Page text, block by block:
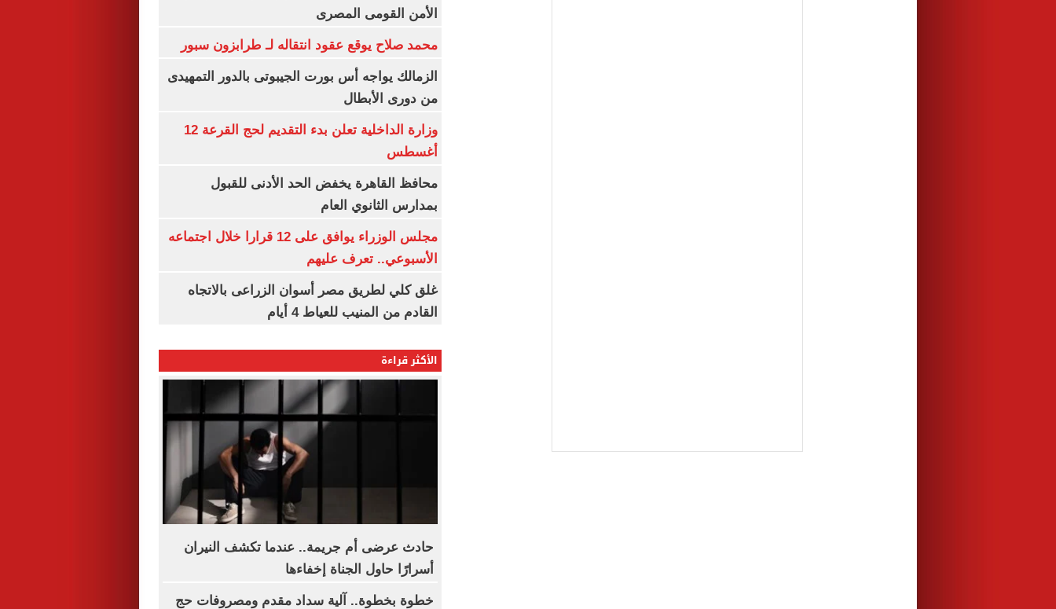
الأمن القومى المصرى
محمد صلاح يوقع عقود انتقاله لـ طرابزون سبور
الزمالك يواجه أس بورت الجيبوتى بالدور التمهيدى
من دورى الأبطال
وزارة الداخلية تعلن بدء التقديم لحج القرعة 12
أغسطس
محافظ القاهرة يخفض الحد الأدنى للقبول
بمدارس الثانوي العام
مجلس الوزراء يوافق على 12 قرارا خلال اجتماعه
الأسبوعي.. تعرف عليهم
غلق كلي لطريق مصر أسوان الزراعى بالاتجاه
القادم من المنيب للعياط 4 أيام
الأكثر قراءة
حادث عرضى أم جريمة.. عندما تكشف النيران
أسرارًا حاول الجناة إخفاءها
خطوة بخطوة.. آلية سداد مقدم ومصروفات حج